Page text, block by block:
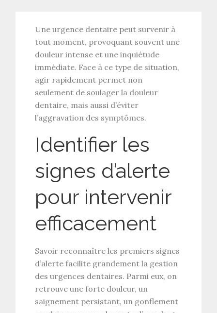
Uneurgence dentaire peut survenir à
tout moment, provoquant souvent une
douleur intense et une inquiétude
immédiate. Face à ce type de situation,
agir rapidement permet non
seulement de soulager la douleur
dentaire, mais aussi d’éviter
l’aggravation des symptômes.
Identifier les
signes d’alerte
pour intervenir
efficacement
Savoir reconnaître les premiers signes
d’alerte facilite grandement la gestion
desurgences dentaires. Parmi eux, on
retrouve une forte douleur, un
saignement persistant, un gonflement